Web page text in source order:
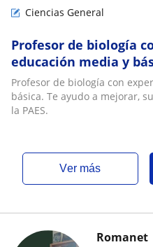
Ciencias General
Profesor de biología
educación media y
mejorar, subir tus
PAES
Profesor de biología con
básica. Te ayudo a mejorar,
la PAES.
ver más
Romanet